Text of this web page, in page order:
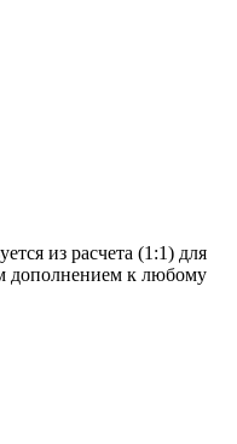
из расчета (1:1) для
дополнением к любому